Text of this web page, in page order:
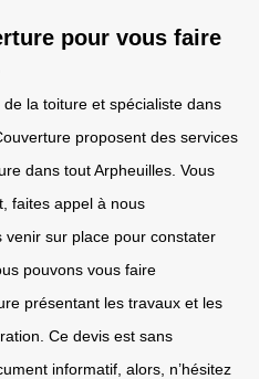
pour vous faire
la toiture et spécialiste dans
proposent des services
dans tout Arpheuilles. Vous
faites appel à nous
sur place pour constater
pouvons vous faire
présentant les travaux et les
Ce devis est sans
informatif, alors, n’hésitez